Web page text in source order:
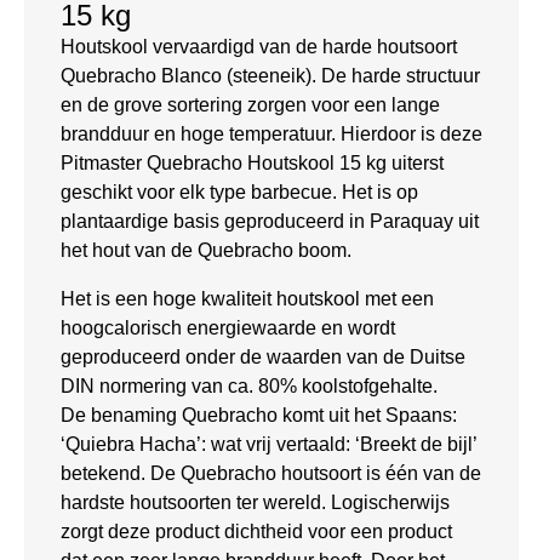
15 kg
Houtskool vervaardigd van de harde houtsoort
Quebracho Blanco (steeneik). De harde structuur
en de grove sortering zorgen voor een lange
brandduur en hoge temperatuur. Hierdoor is deze
Pitmaster Quebracho Houtskool 15 kg uiterst
geschikt voor elk type barbecue. Het is op
plantaardige basis geproduceerd in Paraquay uit
het hout van de Quebracho boom.
Het is een hoge kwaliteit houtskool met een
hoogcalorisch energiewaarde en wordt
geproduceerd onder de waarden van de Duitse
DIN normering van ca. 80% koolstofgehalte.
De benaming Quebracho komt uit het Spaans:
‘Quiebra Hacha’: wat vrij vertaald: ‘Breekt de bijl’
betekend. De Quebracho houtsoort is één van de
hardste houtsoorten ter wereld. Logischerwijs
zorgt deze product dichtheid voor een product